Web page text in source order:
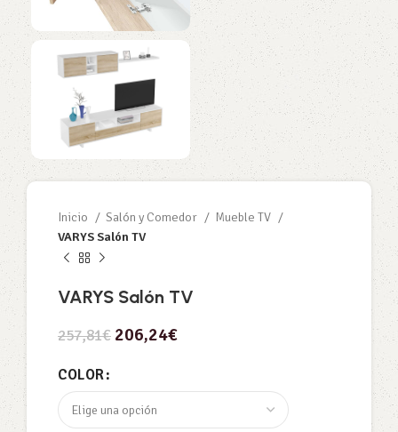
Inicio Salón y Comedor
Mueble TV
VARYS Salón TV
VARYS Salón TV
257,81€ 206,24€
COLOR